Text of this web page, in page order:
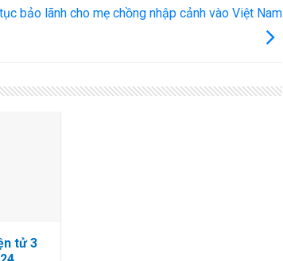
bảo lãnh cho mẹ chồng nhập cảnh vào Việt Nam
tử 3